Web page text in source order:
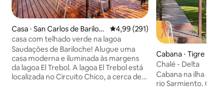
Casa ⋅ San Carlos de Bariloc
he
4,99 de uma avaliação média de
4,99 (291)
casa com telhado verde na lagoa
Saudações de Bariloche! Alugue uma
casa moderna e iluminada às margens
da lagoa El Trebol. A lagoa El Trebol está
localizada no Circuito Chico, a cerca de
Cabana ⋅ Tigre
Chalé - Delta
Cabana na ilha
rio Sarmiento.